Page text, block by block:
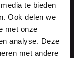
te bieden
Ook delen we
met onze
analyse. Deze
met andere